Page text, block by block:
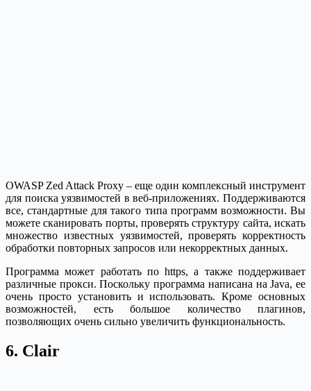
OWASP Zed Attack Proxy – еще один комплексный инструмент
для поиска уязвимостей в веб-приложениях. Поддерживаются
все, стандартные для такого типа программ возможности. Вы
можете сканировать порты, проверять структуру сайта, искать
множество известных уязвимостей, проверять корректность
обработки повторных запросов или некорректных данных.
Программа может работать по https, а также поддерживает
различные прокси. Поскольку программа написана на Java, ее
очень просто установить и использовать. Кроме основных
возможностей, есть большое количество плагинов,
позволяющих очень сильно увеличить функциональность.
6. Clair